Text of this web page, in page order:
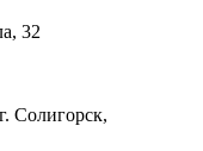
32
Солигорск,